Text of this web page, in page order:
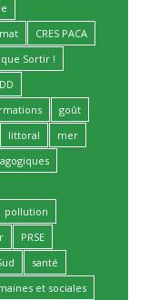
CRES PACA
Sortir !
goût
littoral
mer
pollution
PRSE
santé
et sociales